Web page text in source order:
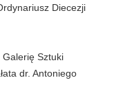
Diecezji
Sztuki
dr. Antoniego